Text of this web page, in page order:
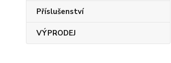
Příslušenství
VÝPRODEJ